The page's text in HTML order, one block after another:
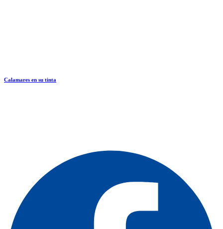
Calamares en su tinta